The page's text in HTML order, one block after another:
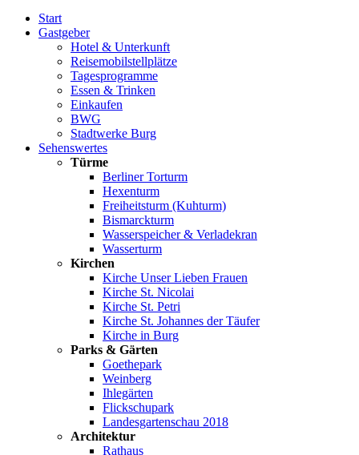
Start
Gastgeber
Hotel & Unterkunft
Reisemobilstellplätze
Tagesprogramme
Essen & Trinken
Einkaufen
BWG
Stadtwerke Burg
Sehenswertes
Türme
Berliner Torturm
Hexenturm
Freiheitsturm (Kuhturm)
Bismarckturm
Wasserspeicher & Verladekran
Wasserturm
Kirchen
Kirche Unser Lieben Frauen
Kirche St. Nicolai
Kirche St. Petri
Kirche St. Johannes der Täufer
Kirche in Burg
Parks & Gärten
Goethepark
Weinberg
Ihlegärten
Flickschupark
Landesgartenschau 2018
Architektur
Rathaus